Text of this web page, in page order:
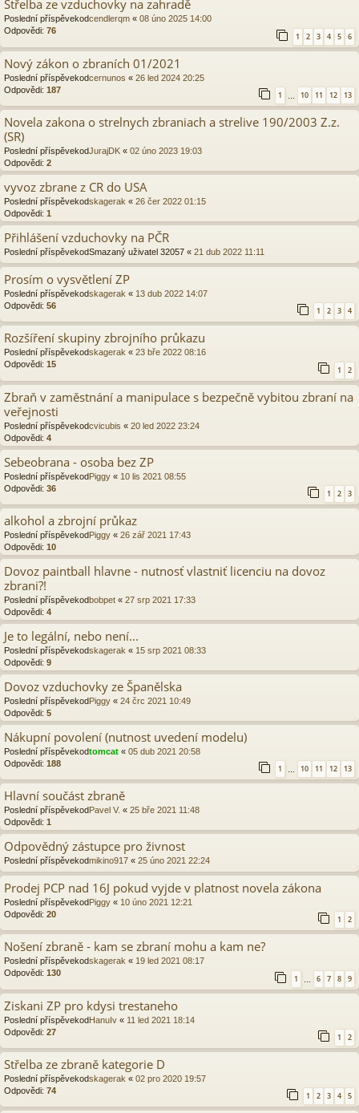
Střelba ze vzduchovky na zahradě
Poslední příspěvekodcendlerqm « 08 úno 2025 14:00
Odpovědi: 76
1 2 3 4 5 6
Nový zákon o zbraních 01/2021
Poslední příspěvekodcernunos « 26 led 2024 20:25
Odpovědi: 187
1 10 11 12 13
Novela zakona o strelnych zbraniach a strelive 190/2003 Z.z.
(SR)
Poslední příspěvekodJurajDK « 02 úno 2023 19:03
Odpovědi: 2
vyvoz zbrane z CR do USA
Poslední příspěvekodskagerak « 26 čer 2022 01:15
Odpovědi: 1
Přihlášení vzduchovky na PČR
Poslední příspěvekodSmazaný uživatel 32057 « 21 dub 2022 11:11
Prosím o vysvětlení ZP
Poslední příspěvekodskagerak « 13 dub 2022 14:07
Odpovědi: 56
1 2 3 4
Rozšíření skupiny zbrojního průkazu
Poslední příspěvekodskagerak « 23 bře 2022 08:16
Odpovědi: 15
1 2
Zbraň v zaměstnání a manipulace s bezpečně vybitou zbraní na
veřejnosti
Poslední příspěvekodcvicubis « 20 led 2022 23:24
Odpovědi: 4
Sebeobrana - osoba bez ZP
Poslední příspěvekodPiggy « 10 lis 2021 08:55
Odpovědi: 36
1 2 3
alkohol a zbrojní průkaz
Poslední příspěvekodPiggy « 26 zář 2021 17:43
Odpovědi: 10
Dovoz paintball hlavne - nutnosť vlastniť licenciu na dovoz
zbrani?!
Poslední příspěvekodbobpet « 27 srp 2021 17:33
Odpovědi: 4
Je to legální, nebo není...
Poslední příspěvekodskagerak « 15 srp 2021 08:33
Odpovědi: 9
Dovoz vzduchovky ze Španělska
Poslední příspěvekodPiggy « 24 črc 2021 10:49
Odpovědi: 5
Nákupní povolení (nutnost uvedení modelu)
Poslední příspěvekodtomcat « 05 dub 2021 20:58
Odpovědi: 188
1 … 10 11 12 13
Hlavní součást zbraně
Poslední příspěvekodPavel V. « 25 bře 2021 11:48
Odpovědi: 1
Odpovědný zástupce pro živnost
Poslední příspěvekodmikino917 « 25 úno 2021 22:24
Prodej PCP nad 16J pokud vyjde v platnost novela zákona
Poslední příspěvekodPiggy « 10 úno 2021 12:21
Odpovědi: 20
1 2
Nošení zbraně - kam se zbraní mohu a kam ne?
Poslední příspěvekodskagerak « 19 led 2021 08:17
Odpovědi: 130
1 6 7 8 9
Ziskani ZP pro kdysi trestaneho
Poslední příspěvekodHanuIv « 11 led 2021 18:14
Odpovědi: 27
1 2
Střelba ze zbraně kategorie D
Poslední příspěvekodskagerak « 02 pro 2020 19:57
Odpovědi: 74
1 2 3 4 5